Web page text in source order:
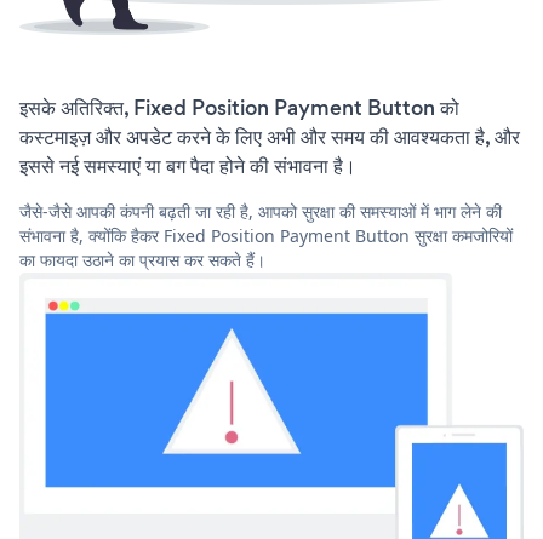
इसके अतिरिक्त, Fixed Position Payment Button को
कस्टमाइज़ और अपडेट करने के लिए अभी और समय की आवश्यकता है, और
इससे नई समस्याएं या बग पैदा होने की संभावना है।
जैसे-जैसे आपकी कंपनी बढ़ती जा रही है, आपको सुरक्षा की समस्याओं में भाग लेने की
संभावना है, क्योंकि हैकर Fixed Position Payment Button सुरक्षा कमजोरियों
का फायदा उठाने का प्रयास कर सकते हैं।